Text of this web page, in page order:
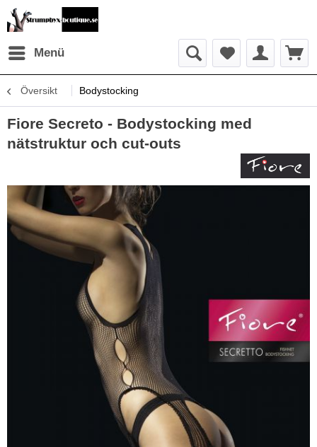
Menü
Översikt Bodystocking
Fiore Secreto - Bodystocking med
nätstruktur och cut-outs